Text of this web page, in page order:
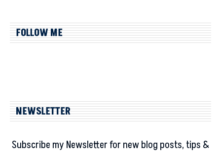
FOLLOW ME
NEWSLETTER
Subscribe my Newsletter for new blog posts, tips &